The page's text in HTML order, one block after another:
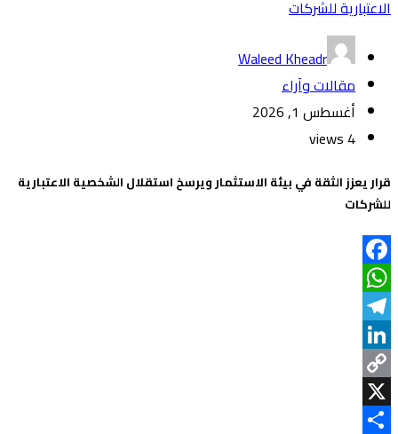
Waleed Kheadr
مقالات وآراء
أغسطس 1, 2026
4 views
قرار يعزز الثقة في بيئة الاستثمار ويرسخ استقلال الشخصية الاعتبارية
للشركات
Facebook
WhatsApp
Telegram
LinkedIn
Copy
LinkX